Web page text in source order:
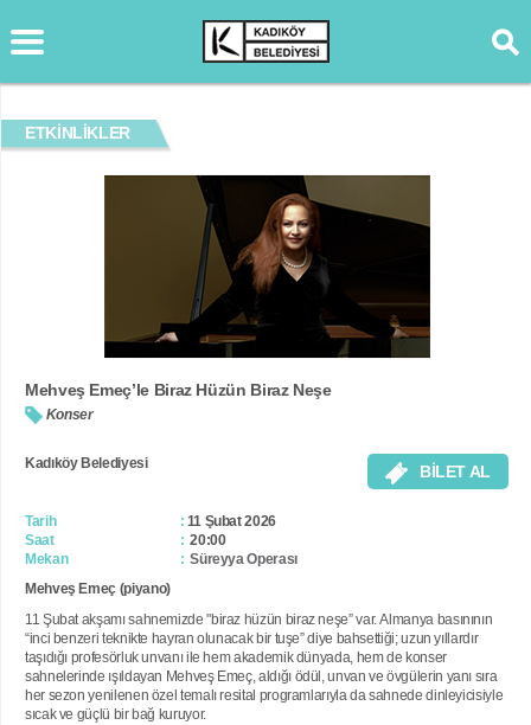
ETKİNLİKLER
Mehveş Emeç’le Biraz Hüzün Biraz Neşe
Konser
BİLET AL
Tarih
11 Şubat 2026
Saat
20:00
Mekan
Süreyya Operası
Kadıköy Belediyesi
Mehveş Emeç (piyano)
11 Şubat akşamı sahnemizde "biraz hüzün biraz neşe” var. Almanya basınının
“inci benzeri teknikte hayran olunacak bir tuşe” diye bahsettiği; uzun yıllardır
taşıdığı profesörluk unvanı ile hem akademik dünyada, hem de konser
sahnelerinde ışıldayan Mehveş Emeç, aldığı ödül, unvan ve övgülerin yanı sıra
her sezon yenilenen özel temalı resital programlarıyla da sahnede dinleyicisiyle
sıcak ve güçlü bir bağ kuruyor.